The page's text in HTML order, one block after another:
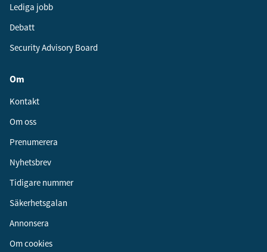
Lediga jobb
Debatt
Security Advisory Board
Om
Kontakt
Om oss
Prenumerera
Nyhetsbrev
Tidigare nummer
Säkerhetsgalan
Annonsera
Om cookies